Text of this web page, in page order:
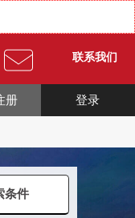
联系我们
登录
册
条件